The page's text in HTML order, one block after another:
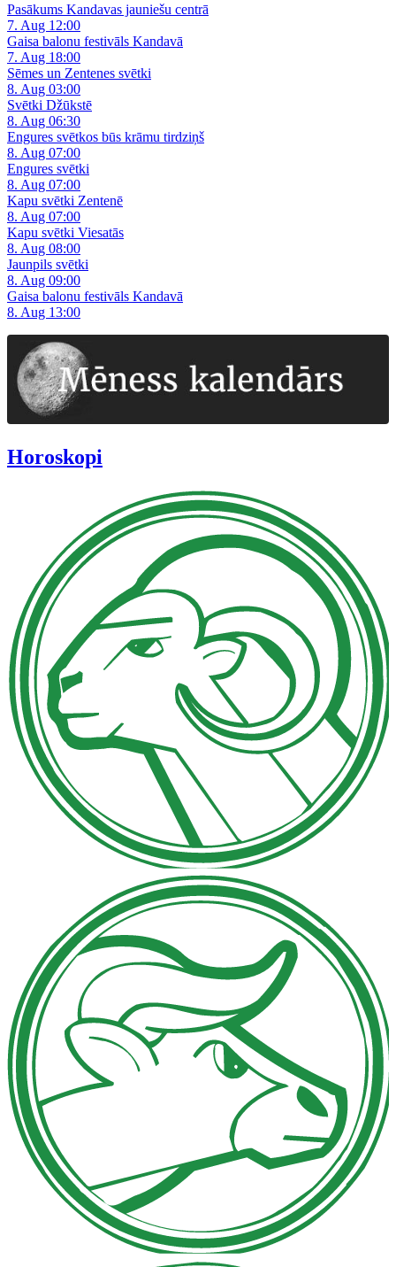
Pasākums Kandavas jauniešu centrā
7. Aug 12:00
Gaisa balonu festivāls Kandavā
7. Aug 18:00
Sēmes un Zentenes svētki
8. Aug 03:00
Svētki Džūkstē
8. Aug 06:30
Engures svētkos būs krāmu tirdziņš
8. Aug 07:00
Engures svētki
8. Aug 07:00
Kapu svētki Zentenē
8. Aug 07:00
Kapu svētki Viesatās
8. Aug 08:00
Jaunpils svētki
8. Aug 09:00
Gaisa balonu festivāls Kandavā
8. Aug 13:00
Horoskopi